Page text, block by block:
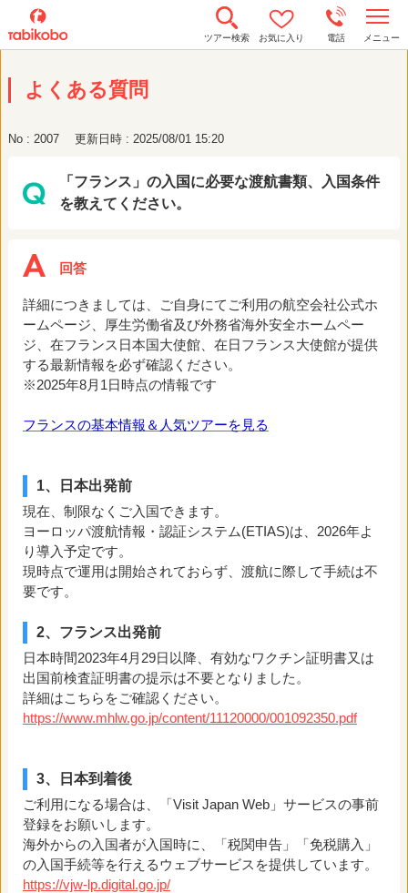
ツアー検索 お気に入り 電話 メニュー
o
a
よくある質問
No : 2007 更新日時 : 2025/08/01 15:20
「フランス」の入国に必要な渡航書類、入国条件
を教えてください。
詳細につきましては、ご自身にてご利用の航空会社公式ホ
ームページ、厚生労働省及び外務省海外安全ホームペー
ジ、在フランス日本国大使館、在日フランス大使館が提供
する最新情報を必ず確認ください。
※2025年8月1日時点の情報です
フランスの基本情報＆人気ツアーを見る
1、日本出発前
現在、制限なくご入国できます。
ヨーロッパ渡航情報・認証システム(ETIAS)は、2026年よ
り導入予定です。
現時点で運用は開始されておらず、渡航に際して手続は不
要です。
2、フランス出発前
日本時間2023年4月29日以降、有効なワクチン証明書又は
出国前検査証明書の提示は不要となりました。
詳細はこちらをご確認ください。
https://www.mhlw.go.jp/content/11120000/001092350.pdf
3、日本到着後
ご利用になる場合は、「Visit Japan Web」サービスの事前
登録をお願いします。
海外からの入国者が入国時に、「税関申告」「免税購入」
の入国手続等を行えるウェブサービスを提供しています。
https://vjw-lp.digital.go.jp/